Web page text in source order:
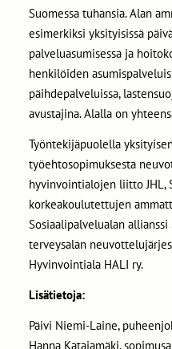
Suomessa tuhansia. Alan
esimerkiksi yksityisissä
palveluasumisessa ja
henkilöiden
päihdepalveluissa,
avustajina. Alalla on
Työntekijäpuolella
työehtosopimuksesta
hyvinvointialojen liitto JHL,
korkeakoulutettujen
Sosiaalipalvelualan allianssi
terveysalan
Hyvinvointiala HALI ry.
Lisätietoja:
Päivi Niemi-Laine,
Hanna Katajamäki,